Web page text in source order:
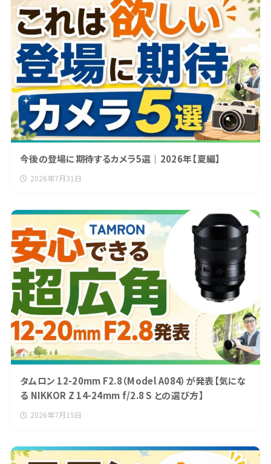
今後の登場に期待するカメラ5選｜2026年【夏編】
2026年7月31日
タムロン 12-20mm F2.8（Model A084）が発表【気にな
る NIKKOR Z 14-24mm f/2.8 S との選び方】
2026年7月15日